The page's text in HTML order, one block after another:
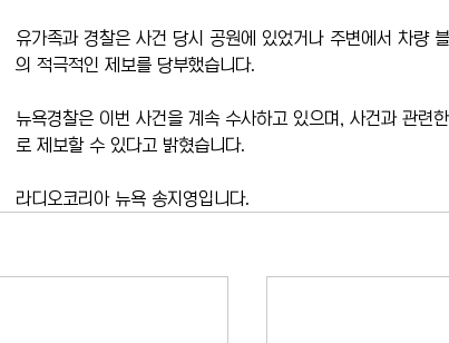
유가족과 경찰은 사건 당시 공원에 있었거나 주변에서 차량
의 적극적인 제보를 당부했습니다.
뉴욕경찰은 이번 사건을 계속 수사하고 있으며, 사건과 관련
로 제보할 수 있다고 밝혔습니다.
라디오코리아 뉴욕 송지영입니다.